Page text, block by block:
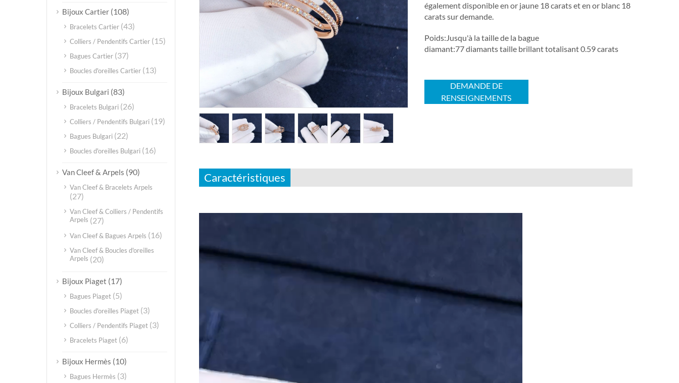
également disponible en or jaune 18 carats et en or blanc 18
carats sur demande.
Poids:Jusqu'à la taille de la bague
diamant:77 diamants taille brillant totalisant 0.59 carats
DEMANDE DE
RENSEIGNEMENTS
Caractéristiques
Bijoux Cartier (108)
Bracelets Cartier (43)
Colliers / Pendentifs Cartier (15)
Bagues Cartier (37)
Boucles d'oreilles Cartier (13)
Bijoux Bulgari (83)
Bracelets Bulgari (26)
Colliers / Pendentifs Bulgari (19)
Bagues Bulgari (22)
Boucles d'oreilles Bulgari (16)
Van Cleef & Arpels (90)
Van Cleef & Bracelets Arpels
(27)
Van Cleef & Colliers / Pendentifs
Arpels (27)
Van Cleef & Bagues Arpels (16)
Van Cleef & Boucles d'oreilles
Arpels (20)
Bijoux Piaget (17)
Bagues Piaget (5)
Boucles d'oreilles Piaget (3)
Colliers / Pendentifs Piaget (3)
Bracelets Piaget (6)
Bijoux Hermès (10)
Bagues Hermès (3)